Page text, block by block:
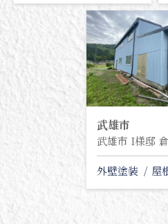
武雄市
外壁塗装 屋